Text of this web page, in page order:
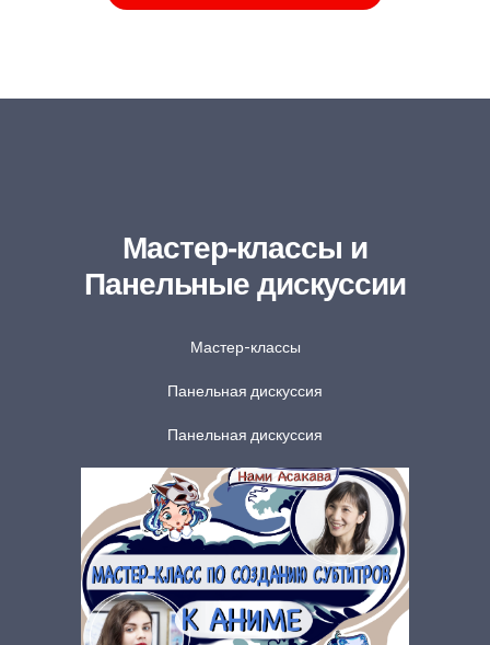
Мастер-классы и
Панельные дискуссии
Мастер-классы
Панельная дискуссия
Панельная дискуссия